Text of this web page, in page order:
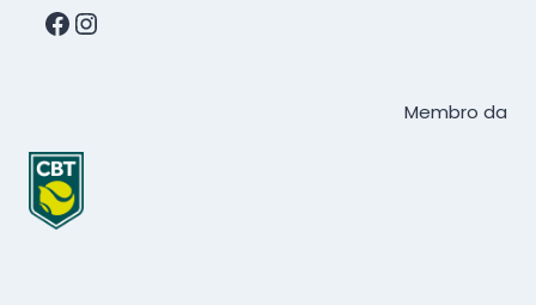
Facebook
Instagram
Membro da